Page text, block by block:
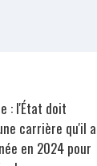
: l'État doit
carrière qu'il a
en 2024 pour